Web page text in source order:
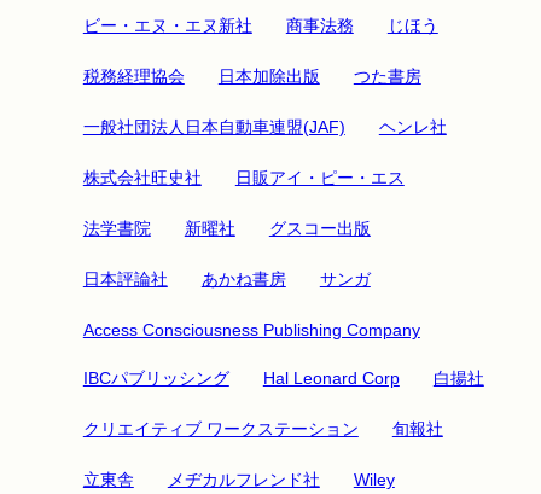
ビー・エヌ・エヌ新社 商事法務 じほう
税務経理協会 日本加除出版 つた書房
一般社団法人日本自動車連盟(JAF) ヘンレ社
株式会社旺史社 日販アイ・ピー・エス
法学書院 新曜社 グスコー出版
日本評論社 あかね書房 サンガ
Access Consciousness Publishing Company
IBCパブリッシング Hal Leonard Corp 白揚社
クリエイティブ ワークステーション 旬報社
立東舎 メヂカルフレンド社 Wiley